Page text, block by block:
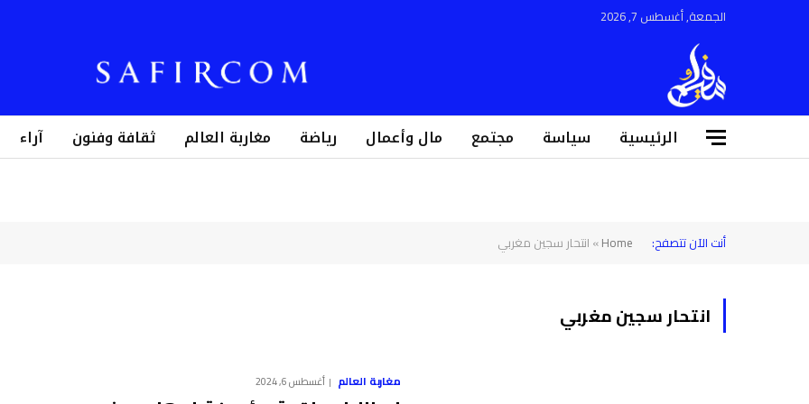
الجمعة, أغسطس 7, 2026
الرئيسية سياسة مجتمع مال وأعمال رياضة مغاربة العالم ثقافة وفنون آراء
أنت الآن تتصفح: Home
» انتحار سجين مغربي
انتحار سجين مغربي
مغاربة العالم أغسطس 6, 2024